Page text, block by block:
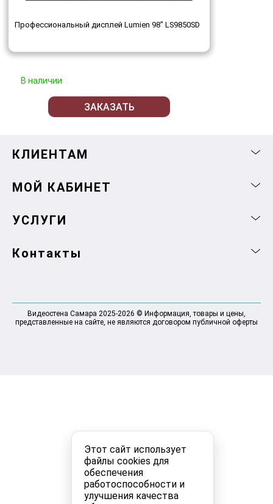
Этот сайт использует
файлы cookies для
обеспечения
работоспособности и
улучшения качества
Профессиональный дисплей Lumien 98" LS9850SD
В наличии
ЗАКАЗАТЬ
КЛИЕНТАМ
МОЙ КАБИНЕТ
УСЛУГИ
Контакты
Видеостена Самара 2025-2026 © Информация, товары и цены,
представленные на сайте, не являются договором публичной оферты